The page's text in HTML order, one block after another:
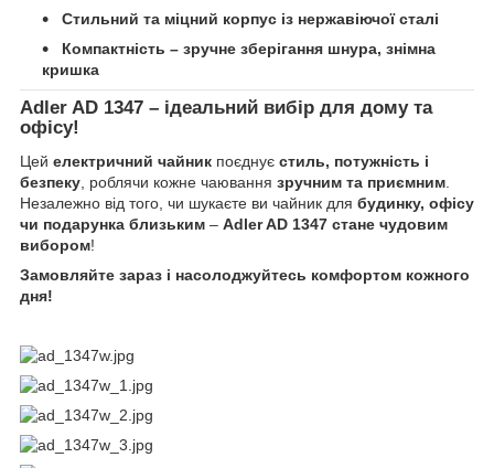
Стильний та міцний корпус із нержавіючої сталі
Компактність – зручне зберігання шнура, знімна
кришка
Adler AD 1347 – ідеальний вибір для дому та
офісу!
Цей електричний чайник поєднує стиль, потужність і
безпеку , роблячи кожне чаювання зручним та приємним
Незалежно від того, чи шукаєте ви чайник для будинку, офісу
чи подарунка близьким – Adler AD 1347 стане чудовим
вибором!
Замовляйте зараз і насолоджуйтесь комфортом кожного
дня!